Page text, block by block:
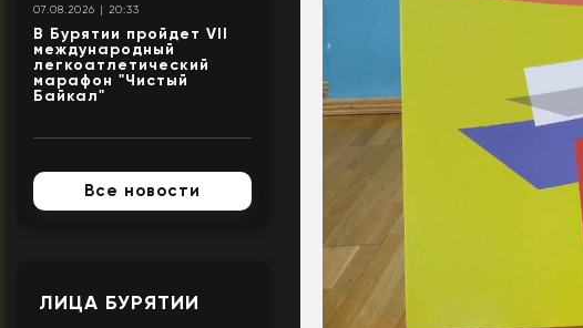
07.08.2026 | 20:33
В Бурятии пройдет VII
международный
легкоатлетический
марафон "Чистый
Байкал"
Все новости
ЛИЦА БУРЯТИИ